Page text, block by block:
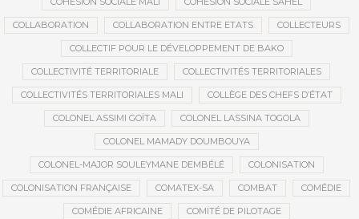
COLLABORATION COLLABORATION ENTRE ETATS COLLECTEURS
COLLECTIF POUR LE DÉVELOPPEMENT DE BAKO
COLLECTIVITÉ TERRITORIALE COLLECTIVITÉS TERRITORIALES
COLLECTIVITÉS TERRITORIALES MALI COLLÈGE DES CHEFS D’ÉTAT
COLONEL ASSIMI GOÏTA COLONEL LASSINA TOGOLA
COLONEL MAMADY DOUMBOUYA
COLONEL-MAJOR SOULEYMANE DEMBÉLÉ COLONISATION
COLONISATION FRANÇAISE COMATEX-SA COMBAT COMÉDIE
COMÉDIE AFRICAINE COMITÉ DE PILOTAGE